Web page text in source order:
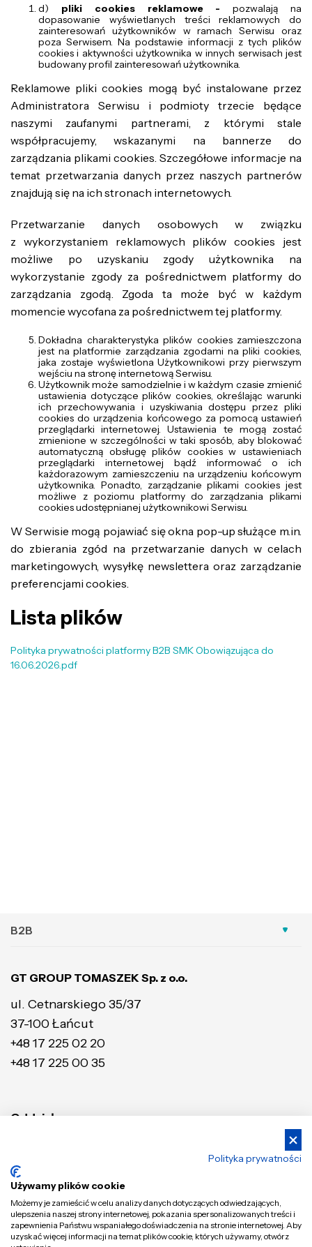
d) pliki cookies reklamowe -pozwalają na
dopasowanie wyświetlanych treści reklamowych do
zainteresowań użytkowników w ramach Serwisu oraz
poza Serwisem. Na podstawie informacji z tych plików
cookies i aktywności użytkownika w innych serwisach jest
budowany profil zainteresowań użytkownika.
Reklamowe pliki cookies mogą być instalowane przez
Administratora Serwisu i podmioty trzecie będące
naszymi zaufanymi partnerami, z którymi stale
współpracujemy, wskazanymi na bannerze do
zarządzania plikami cookies. Szczegółowe informacje na
temat przetwarzania danych przez naszych partnerów
znajdują się na ich stronach internetowych.
Przetwarzanie danych osobowych w związku
z wykorzystaniem reklamowych plików cookies jest
możliwe po uzyskaniu zgody użytkownika na
wykorzystanie zgody za pośrednictwem platformy do
zarządzania zgodą. Zgoda ta może być w każdym
momencie wycofana za pośrednictwem tej platformy.
Dokładna charakterystyka plików cookies zamieszczona
jest na platformie zarządzania zgodami na pliki cookies,
jaka zostaje wyświetlona Użytkownikowi przy pierwszym
wejściu na stronę internetową Serwisu.
Użytkownik może samodzielnie i w każdym czasie zmienić
ustawienia dotyczące plików cookies, określając warunki
ich przechowywania i uzyskiwania dostępu przez pliki
cookies do urządzenia końcowego za pomocą ustawień
przeglądarki internetowej. Ustawienia te mogą zostać
zmienione w szczególności w taki sposób, aby blokować
automatyczną obsługę plików cookies w ustawieniach
przeglądarki internetowej bądź informować o ich
każdorazowym zamieszczeniu na urządzeniu końcowym
użytkownika. Ponadto, zarządzanie plikami cookies jest
możliwe z poziomu platformy do zarządzania plikami
cookies udostępnianej użytkownikowi Serwisu.
W Serwisie mogą pojawiać się okna pop-up służące m.in.
do zbierania zgód na przetwarzanie danych w celach
marketingowych, wysyłkę newslettera oraz zarządzanie
preferencjami cookies.
Lista plików
Polityka prywatności platformy B2B SMK Obowiązująca do
16.06.2026.pdf
B2B
GT GROUP TOMASZEK Sp. z o.o.
ul. Cetnarskiego 35/37
37-100 Łańcut
+48 17 225 02 20
+48 17 225 00 35
Oddziały:
41-208 Sosnowiec
+48 32 363 50 74
+48 32 363 50 80
ul. Wołczyńska 18
+48 61 866 71 51
WARSZAWA
ul. Sokołowska 50
BIAŁYSTOK
Polityka prywatności
Używamy plików cookie
Możemy je zamieścić w celu analizy danych dotyczących odwiedzających,
ulepszenia naszej strony internetowej, pokazania spersonalizowanych treści i
zapewnienia Państwu wspaniałego doświadczenia na stronie internetowej. Aby
uzyskać więcej informacji na temat plików cookie, których używamy, otwórz